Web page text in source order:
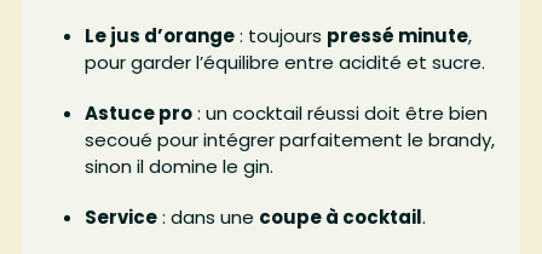
Le jus d’orange: toujours pressé minute,
pour garder l’équilibre entre acidité et sucre.
Astuce pro: un cocktail réussi doit être bien
secoué pour intégrer parfaitement le brandy,
sinon il domine le gin.
Service: dans une coupe à cocktail.